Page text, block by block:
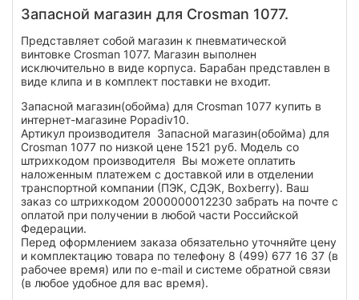
Запасной магазин для Crosman 1077.
Представляет собой магазин к пневматической
винтовке Crosman 1077. Магазин выполнен
исключительно в виде корпуса. Барабан представлен в
виде клипа и в комплект поставки не входит.
Запасной магазин(обойма) для Crosman 1077 купить в
интернет-магазине Popadiv10.
Артикул производителя Запасной магазин(обойма) для
Crosman 1077 по низкой цене 1521 руб. Модель со
штрихкодом производителя Вы можете оплатить
наложенным платежем с доставкой или в отделении
транспортной компании (ПЭК, СДЭК, Boxberry). Ваш
заказ со штрихкодом 2000000012230 забрать на почте с
оплатой при получении в любой части Российской
Федерации.
Перед оформлением заказа обязательно уточняйте цену
и комплектацию товара по телефону 8 (499) 677 16 37 (в
рабочее время) или по e-mail и системе обратной связи
(в любое удобное для вас время).